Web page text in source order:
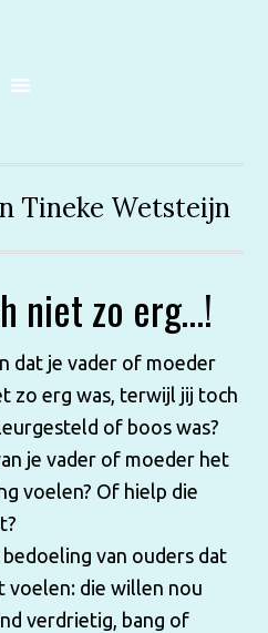
Tineke Wetsteijn
niet zo erg…!
dat je vader of moeder
zo erg was, terwijl jij toch
of boos was?
je vader of moeder het
voelen? Of hielp die
van ouders dat
voelen: die willen nou
verdrietig, bang of